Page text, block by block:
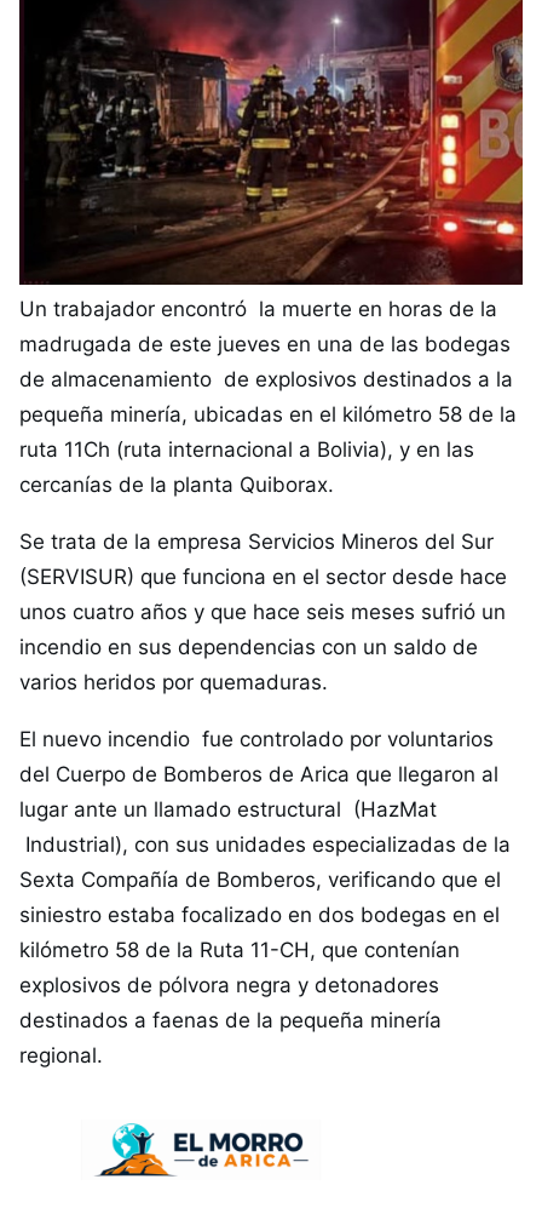
Un trabajador encontró la muerte en horas de la
madrugada de este jueves en una de las bodegas
de almacenamiento de explosivos destinados a la
pequeña minería, ubicadas en el kilómetro 58 de la
ruta 11Ch (ruta internacional a Bolivia), y en las
cercanías de la planta Quiborax.
Se trata de la empresa Servicios Mineros del Sur
(SERVISUR) que funciona en el sector desde hace
unos cuatro años y que hace seis meses sufrió un
incendio en sus dependencias con un saldo de
varios heridos por quemaduras.
El nuevo incendio fue controlado por voluntarios
del Cuerpo de Bomberos de Arica que llegaron al
lugar ante un llamado estructural (HazMat
Industrial), con sus unidades especializadas de la
Sexta Compañía de Bomberos, verificando que el
siniestro estaba focalizado en dos bodegas en el
kilómetro 58 de la Ruta 11-CH, que contenían
explosivos de pólvora negra y detonadores
destinados a faenas de la pequeña minería
regional.